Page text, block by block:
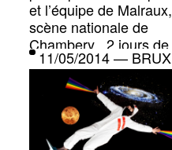
et l’équipe de Malraux,
scène nationale de
Chambery , 2 jours de
studio pour alimenter
nouvelle identité
développée par
Signélazer .
11/05/2014 —